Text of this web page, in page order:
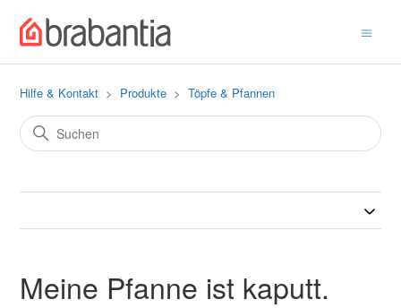
Hilfe & Kontakt Produkte Töpfe & Pfannen
Meine Pfanne ist kaputt.